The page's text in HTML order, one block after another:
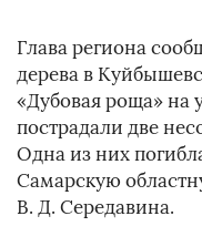
Глава региона
дерева в
«Дубовая роща» на
пострадали две
Одна из них
Самарскую
В. Д. Середавина.